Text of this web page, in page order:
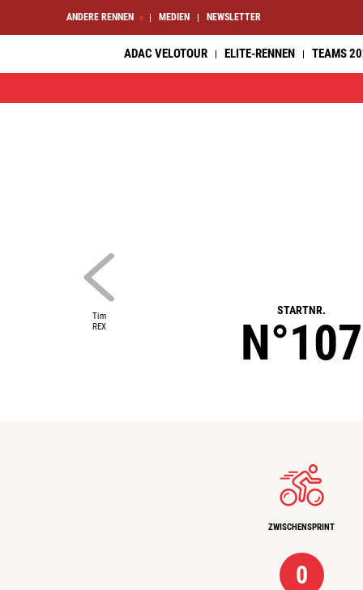
ANDERE RENNEN MEDIEN NEWSLETTER
ADAC VELOTOUR ELITE-RENNEN TEAMS
STARTNR.
N°107
Tim
REX
ZWISCHENSPRINT
0